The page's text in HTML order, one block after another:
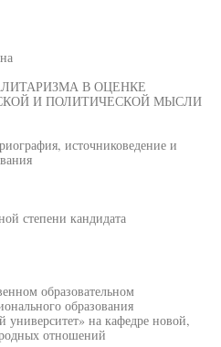
В ОЦЕНКЕ
И ПОЛИТИЧЕСКОЙ МЫСЛИ
источниковедение и
степени кандидата
образовательном
образования
университет» на кафедре новой,
отношений